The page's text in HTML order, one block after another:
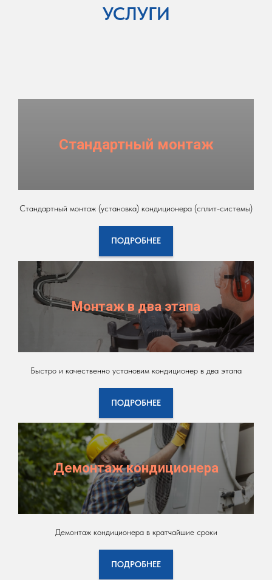
УСЛУГИ
Стандартный монтаж
Стандартный монтаж (установка) кондиционера (сплит-системы)
ПОДРОБНЕЕ
Монтаж в два этапа
Быстро и качественно установим кондиционер в два этапа
ПОДРОБНЕЕ
Демонтаж кондиционера
Демонтаж кондиционера в кратчайшие сроки
ПОДРОБНЕЕ